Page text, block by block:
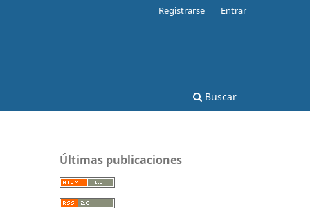
Buscar
Registrarse Entrar
Últimas publicaciones